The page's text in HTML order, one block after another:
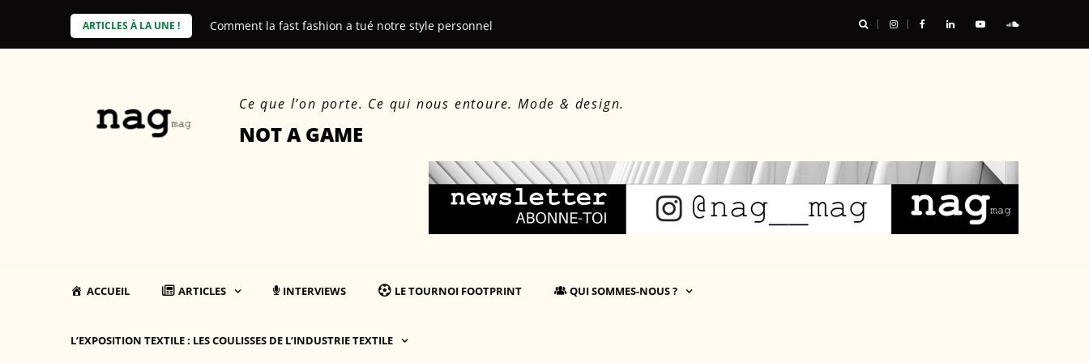
ARTICLES À LA UNE !
environnemental des produits Comment la fast fashion a tué notre style personnel
Ce que l’on porte. Ce qui nous entoure. Mode & design.
NOT A GAME
ACCUEIL ARTICLES INTERVIEWS LE TOURNOI FOOTPRINT QUI SOMMES-NOUS ?
L’EXPOSITION TEXTILE : LES COULISSES DE L’INDUSTRIE TEXTILE